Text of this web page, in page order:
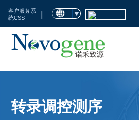
客户服务系
统CSS
|
首
市
场
动
技转录调控测序